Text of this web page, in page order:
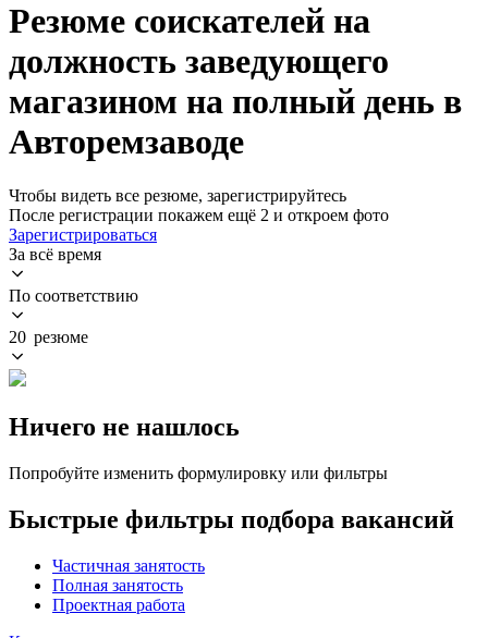
Резюме соискателей на
должность заведующего
магазином на полный день в
Авторемзаводе
Чтобы видеть все резюме, зарегистрируйтесь
После регистрации покажем ещё 2 и откроем фото
Зарегистрироваться
За всё время
По соответствию
20 резюме
Ничего не нашлось
Попробуйте изменить формулировку или фильтры
Быстрые фильтры подбора вакансий
Частичная занятость
Полная занятость
Проектная работа